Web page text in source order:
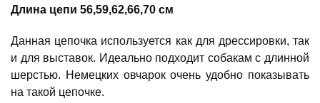
Длина цепи 56,59,62,66,70 cм
Данная цепочка используется как для дрессировки, так
и для выставок. Идеально подходит собакам с длинной
шерстью. Немецких овчарок очень удобно показывать
на такой цепочке.